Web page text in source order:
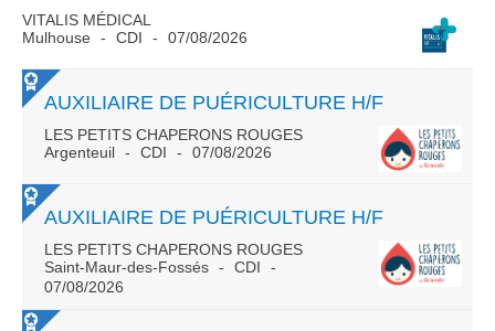
VITALIS MÉDICAL
Mulhouse
CDI 07/08/2026
AUXILIAIRE DE PUÉRICULTURE H/F
LES PETITS CHAPERONS ROUGES
Argenteuil
CDI 07/08/2026
AUXILIAIRE DE PUÉRICULTURE H/F
LES PETITS CHAPERONS ROUGES
Saint-Maur-des-Fossés
CDI
07/08/2026